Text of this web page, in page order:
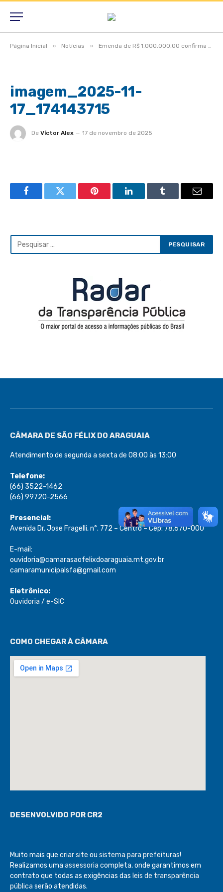
Página Inicial » Notícias » Emenda de R$ 1.000.000,00 confirma pavimentação do Distrito de Espigão do Leste
imagem_2025-11-
17_174143715
De Víctor Alex 17 de novembro de 2025
FacebookTwitter Pinterest LinkedInTumblr Email
CÂMARA DE SÃO FÉLIX DO ARAGUAIA
Atendimento de segunda a sexta de 08:00 às 13:00
Telefone:
(66) 3522-1462
(66) 99720-2566
Presencial:
Avenida Dr. Jose Fragelli, n°. 772 – Centro – Cep: 78.670-000
E-mail:
ouvidoria@camarasaofelixdoaraguaia.mt.gov.br
camaramunicipalsfa@gmail.com
Eletrônico:
Ouvidoria / e-SIC
COMO CHEGAR À CÂMARA
DESENVOLVIDO POR CR2
Muito mais que criar site ou sistema para prefeituras!
Realizamos uma assessoria completa, onde garantimos em
contrato que todas as exigências das leis de transparência
pública serão atendidas.